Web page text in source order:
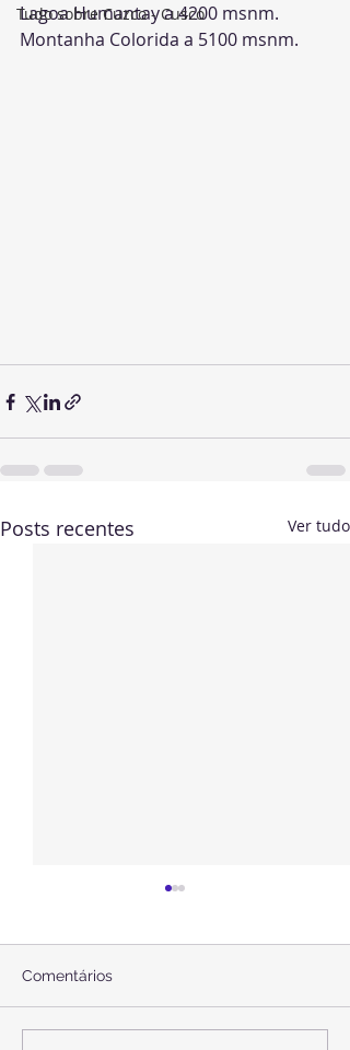
Tudo sobre Cuzco - Cusco
Lagoa Humantay a 4200 msnm.
Montanha Colorida a 5100 msnm.
Posts recentes Ver tudo
Comentários